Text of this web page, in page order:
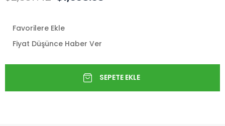
Favorilere Ekle
Fiyat Düşünce Haber Ver